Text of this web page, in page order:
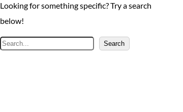
Looking for something specific? Try a search
below!
S
Search